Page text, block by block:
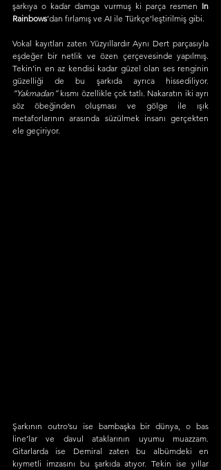
şarkıya o kadar damga vurmuş ki parça resmen In
Rainbows’dan fırlamış ve AI ile Türkçe’leştirilmiş gibi.
Vokal kayıtları zaten Yüzyıllardır Aynı Dert parçasıyla
eşdeğer bir netlik ve özen çerçevesinde yapılmış.
Tekin’in en az kendisi kadar güzel olan ses renginin
“Yakmadan” kısmı özellikle çok tatlı. Nakaratın iki ayrı
söz öbeğinden oluşması ve gölge ile ışık
metaforlarının arasında süzülmek insanı gerçekten
ele geçiriyor.
Şarkının outro’su ise bambaşka bir dünya, o bas
line’lar ve davul ataklarının uyumu muazzam.
Gitarlarda ise Demiral zaten bu albümdeki en
kıymetli imzasını bu şarkıda atıyor. Tekin ise yıllar